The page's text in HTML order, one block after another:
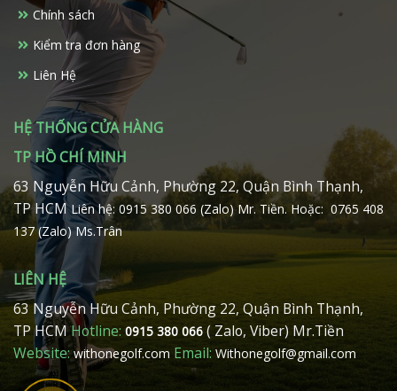
Chính sách
Kiểm tra đơn hàng
Liên Hệ
HỆ THỐNG CỬA HÀNG
TP HỒ CHÍ MINH
63 Nguyễn Hữu Cảnh, Phường 22, Quận Bình Thạnh,
TP HCMLiên hệ: 0915 380 066 (Zalo) Mr. Tiền. Hoặc: 0765 408
137 (Zalo) Ms.Trân
LIÊN HỆ
63 Nguyễn Hữu Cảnh, Phường 22, Quận Bình Thạnh,
TP HCMHotline: 0915 380 066 ( Zalo, Viber) Mr.Tiền
Website:withonegolf.com Email: Withonegolf@gmail.com